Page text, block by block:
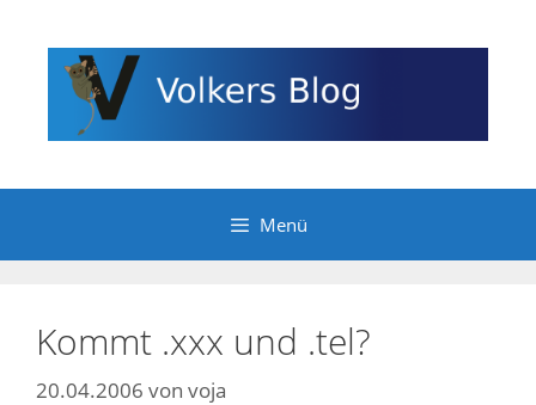
Inhalt
springen
Menü
Kommt .xxx und .tel?
20.04.2006 von voja